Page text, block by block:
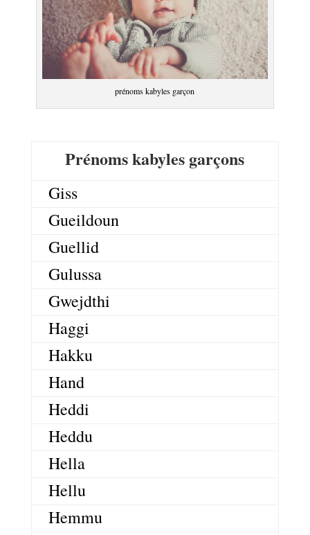
prénoms kabyles garçon
Prénoms kabyles garçons
Giss
Gueildoun
Guellid
Gulussa
Gwejdthi
Haggi
Hakku
Hand
Heddi
Heddu
Hella
Hellu
Hemmu